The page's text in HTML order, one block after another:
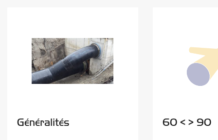
Généralités 60 < > 90